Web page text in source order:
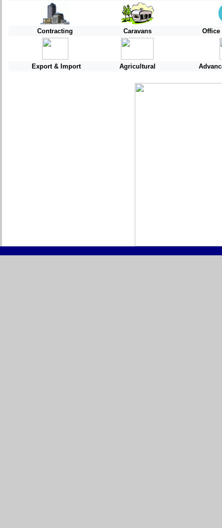
Contracting Caravans Office
Export & Import Agricultural